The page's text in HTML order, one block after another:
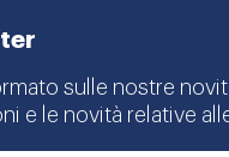
sulle nostre
e le novità relative